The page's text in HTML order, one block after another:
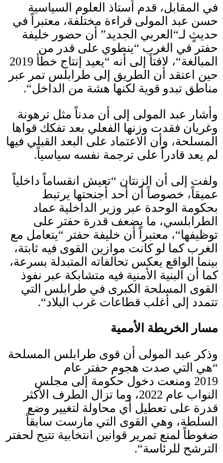
في المقابل، قدم أستاذ العلوم السياسية
حسن عبد المولى قراءة مختلفة، معتبراً في
حديثٍ لـ“ العربي الجديد”
أن حضور خليفة
حفتر في الغرب “ينطوي على قدر من
المبالغة“، لافتاً إلى أنه “يعيد إنتاج خطأ 2019
حين اعتقد أن الطريق إلى طرابلس تمر عبر
مناطق تبدو قوية لكنها هشة من الداخل“.
وأشار عبد المولى إلى أن مدناً مثل ترهونة
وغريان فقدت وزنها الفعلي بعد تفكك قواها
المسلحة، وأن الاعتماد على البعد القبلي فيها
لم يعد قادراً على ترجمة نفسه سياسياً.
ولفت إلى أن الزنتان “تعيش انقساماً داخلياً
عميقاً، خصوصاً أن أحد أجنحتها يرتبط
بحكومة الوحدة عبر وزير الداخلية عماد
الطرابلسي، ما يضعف قدرة حفتر على
توظيفها“، معتبراً أن خليفة حفتر “يتعامل مع
الغرب كما لو كانت موازين القوى فيه ثابتة،
بينما الواقع يعكس تحالفاته المتبدلة بسرعة،
كما أن البنية الأمنية فيه متشابكة عبر نفوذ
القوى المسلحة الكبرى في طرابلس التي
تتمدد إلى أغلب قطاعات غرب البلاد“.
مسار الخريطة الأممية
وذكر عبد المولى أن قوى طرابلس المسلحة
“هي التي صدت هجوم حفتر عام
2019 ومنعت دخول حكومة إلى مجلس
النواب عام 2022، وما تزال الطرف الأكثر
قدرة على تعطيل أي محاولة لتغيير وضع
السلطة، وهي القوى التي مارست سابقاً
ضغوطاً لمنع تمرير قوانين انتخابية تتيح لحفتر
الترشح للرئاسة“.